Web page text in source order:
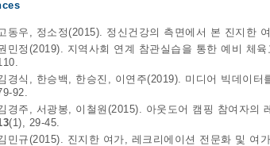
동우, 정소정(2015). 정신건강의 측면에서 본 진지한
민정(2019). 지역사회 연계 참관실습을 통한 예비 체
경식, 한승백, 한승진, 이연주(2019). 미디어 빅데이터
92.
경주, 서광봉, 이철원(2015). 아웃도어 캠핑 참여자의
(1), 29-45.
민규(2015). 진지한 여가, 레크리에이션 전문화 및 여